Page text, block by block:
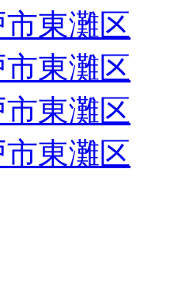
東灘区
東灘区
東灘区
東灘区